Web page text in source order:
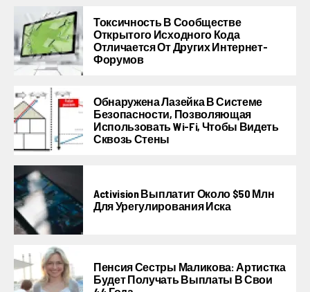
Токсичность В Сообществе
Открытого Исходного Кода
Отличается От Других Интернет-
Форумов
Обнаружена Лазейка В Системе
Безопасности, Позволяющая
Использовать Wi-Fi, Чтобы Видеть
Сквозь Стены
Activision Выплатит Около $50 Млн
Для Урегулирования Иска
Пенсия Сестры Маликова: Артистка
Будет Получать Выплаты В Свои